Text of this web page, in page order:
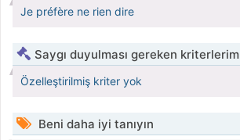
Je préfère ne rien dire
Saygı duyulması gereken kriterlerim
Özelleştirilmiş kriter yok
Beni daha iyi tanıyın